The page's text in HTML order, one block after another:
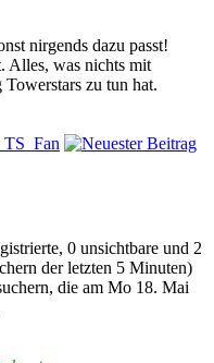
nirgends dazu passt!
Alles, was nichts mit
zu tun hat.
0 unsichtbare und 2
der letzten 5 Minuten)
die am Mo 18. Mai